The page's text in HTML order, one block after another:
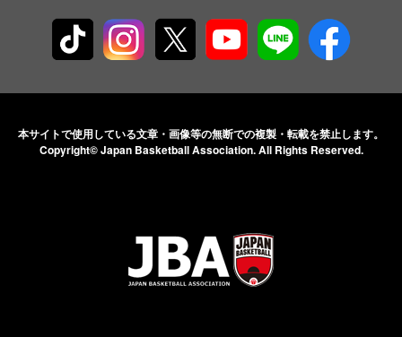
本サイトで使用している文章・画像等の無断での複製・転載を禁止します。
Copyright© Japan Basketball Association.All Rights Reserved.